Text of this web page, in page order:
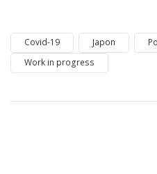
Covid-19 Japon
Work in progress